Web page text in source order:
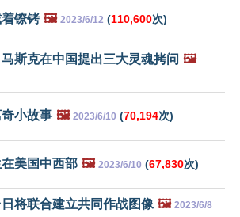
镣铐 🖼️ 2023/6/12 (110,600次)
斯克在中国提出三大灵魂拷问 🖼️
小故事 🖼️ 2023/6/10 (70,194次)
在美国中西部 🖼️ 2023/6/10 (67,830次)
将联合建立共同作战图像 🖼️ 2023/6/8